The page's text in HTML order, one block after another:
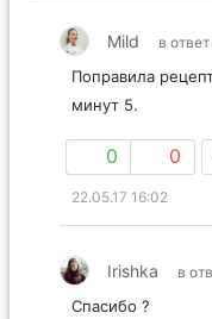
Mild в ответ
Поправила
минут 5.
0 0
22.05.17 16:02
Irishka в
Спасибо ?